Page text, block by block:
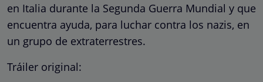
en Italia durante la Segunda Guerra Mundial y que
encuentra ayuda, para luchar contra los nazis, en
un grupo de extraterrestres.
Tráiler original: